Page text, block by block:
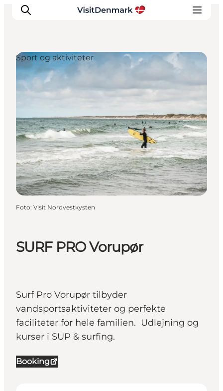
Inspiration
Destinationer
Overnatning
Planlæg ferien
SURF PRO Vorupør
Surf Pro Vorupør tilbyder
vandsportsaktiviteter og perfekte
faciliteter for hele familien. Udlejning og
kurser i SUP & surfing.
Booking
Sport og aktiviteter
Foto: Visit Nordvestkysten